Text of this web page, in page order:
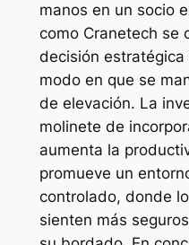
manos en un socio
como Cranetech se
decisión
modo en que se
de elevación. La
molinete de
aumenta la
promueve un
controlado, donde
sienten más